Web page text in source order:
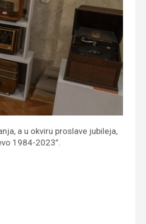
a u okviru proslave jubileja,
1984-2023”.